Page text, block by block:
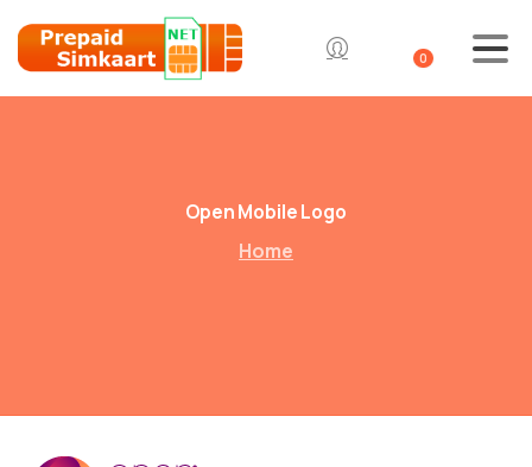
0
Open Mobile Logo
Home